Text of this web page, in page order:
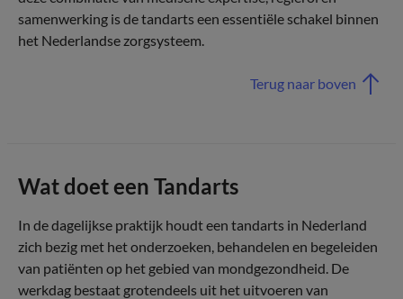
samenwerking is de tandarts een essentiële schakel binnen
het Nederlandse zorgsysteem.
Terug naar boven
Wat doet een Tandarts
In de dagelijkse praktijk houdt een tandarts in Nederland
zich bezig met het onderzoeken, behandelen en begeleiden
van patiënten op het gebied van mondgezondheid. De
werkdag bestaat grotendeels uit het uitvoeren van